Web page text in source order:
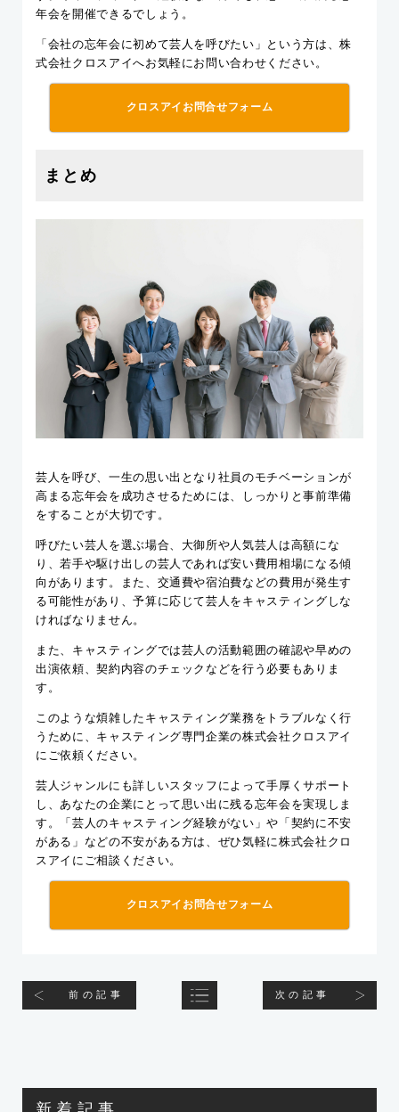
年会を開催できるでしょう。
「会社の忘年会に初めて芸人を呼びたい」という方は、株
式会社クロスアイへお気軽にお問い合わせください。
クロスアイお問合せフォーム
まとめ
芸人を呼び、一生の思い出となり社員のモチベーションが
高まる忘年会を成功させるためには、しっかりと事前準備
をすることが大切です。
呼びたい芸人を選ぶ場合、大御所や人気芸人は高額にな
り、若手や駆け出しの芸人であれば安い費用相場になる傾
向があります。また、交通費や宿泊費などの費用が発生す
る可能性があり、予算に応じて芸人をキャスティングしな
ければなりません。
また、キャスティングでは芸人の活動範囲の確認や早めの
出演依頼、契約内容のチェックなどを行う必要もありま
す。
このような煩雑したキャスティング業務をトラブルなく行
うために、キャスティング専門企業の株式会社クロスアイ
にご依頼ください。
芸人ジャンルにも詳しいスタッフによって手厚くサポート
し、あなたの企業にとって思い出に残る忘年会を実現しま
す。「芸人のキャスティング経験がない」や「契約に不安
がある」などの不安がある方は、ぜひ気軽に株式会社クロ
スアイにご相談ください。
クロスアイお問合せフォーム
前の記事 次の記事